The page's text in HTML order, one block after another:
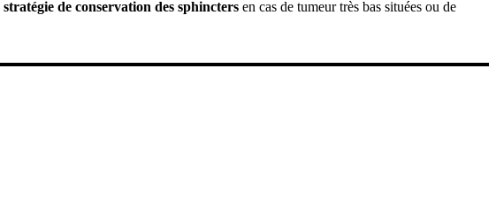
stratégie de conservation des sphincters en cas de tumeur très bas situées ou de